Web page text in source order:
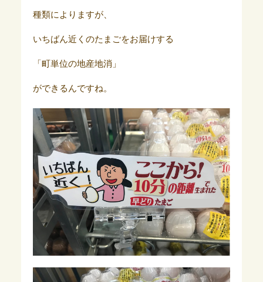
種類によりますが、
いちばん近くのたまごをお届けする
「町単位の地産地消」
ができるんですね。